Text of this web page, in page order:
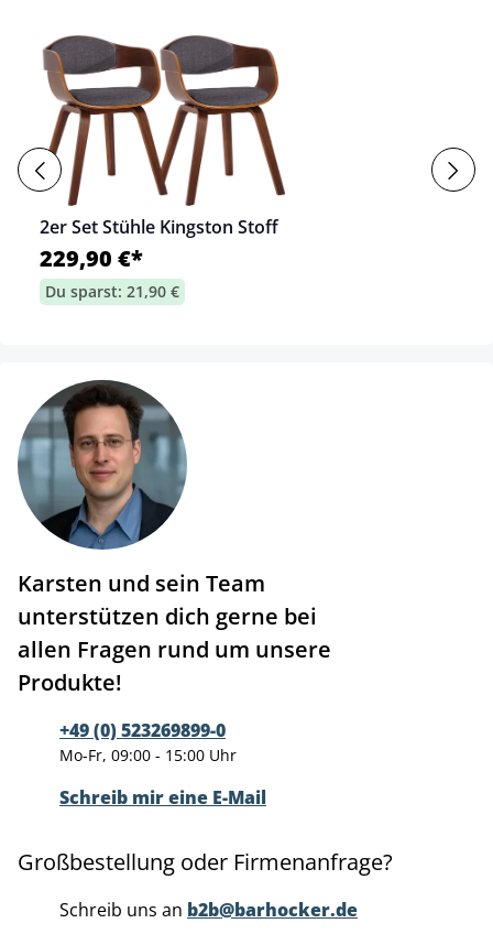
2er Set Stühle Kingston Stoff
229,90 €*
Du sparst: 21,90 €
Karsten und sein Team
unterstützen dich gerne bei
allen Fragen rund um unsere
Produkte!
+49 (0) 523269899-0
Mo-Fr, 09:00 - 15:00 Uhr
Schreib mir eine E-Mail
Großbestellung oder Firmenanfrage?
Schreib uns an b2b@barhocker.de